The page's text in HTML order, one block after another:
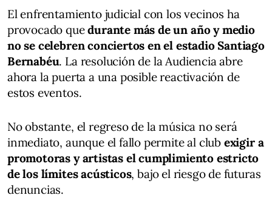
El enfrentamiento judicial con los vecinos ha
provocado quedurante más de un año y medio
no se celebren conciertos en el estadio Santiago
Bernabéu. La resolución de la Audiencia abre
ahora la puerta a una posible reactivación de
estos eventos.
No obstante, el regreso de la música no será
inmediato, aunque el fallo permite al club exigir a
promotoras y artistas el cumplimiento estricto
de los límites acústicos, bajo el riesgo de futuras
denuncias.